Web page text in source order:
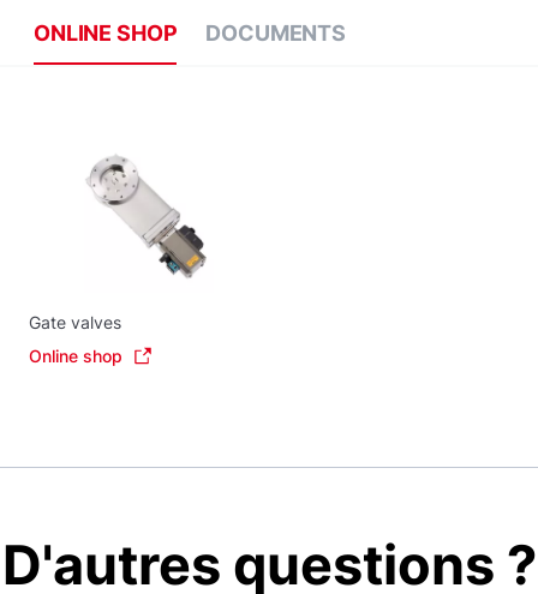
ONLINE SHOP DOCUMENTS
Gate valves
Online shop
D'autres questions ?